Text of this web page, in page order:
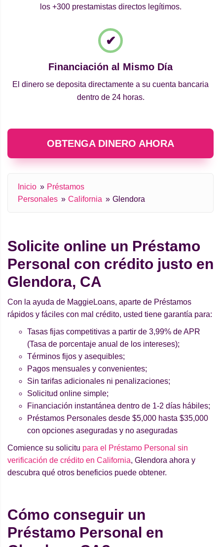
los +300 prestamistas directos legítimos.
Financiación al Mismo Día
El dinero se deposita directamente a su cuenta bancaria
dentro de 24 horas.
OBTENGA DINERO AHORA
Inicio
Préstamos
Personales
California Glendora
Solicite online un Préstamo
Personal con crédito justo en
Glendora, CA
Con la ayuda de MaggieLoans, aparte de Préstamos
rápidos y fáciles con mal crédito, usted tiene garantía para:
Tasas fijas competitivas a partir de 3,99% de APR
(Tasa de porcentaje anual de los intereses);
Términos fijos y asequibles;
Pagos mensuales y convenientes;
Sin tarifas adicionales ni penalizaciones;
Solicitud online simple;
Financiación instantánea dentro de 1-2 días hábiles;
Préstamos Personales desde $5,000 hasta $35,000
con opciones aseguradas y no aseguradas
Comience su solicitu para el Préstamo Personal sin
verificación de crédito en California, Glendora ahora y
descubra qué otros beneficios puede obtener.
Cómo conseguir un
Préstamo Personal en